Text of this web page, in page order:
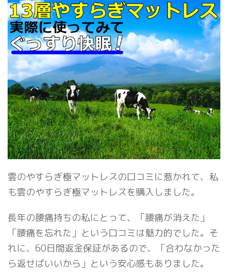
雲のやすらぎ極マットレスの口コミに惹かれて、私
も雲のやすらぎ極マットレスを購入しました。
長年の腰痛持ちの私にとって、「腰痛が消えた」
「腰痛を忘れた」という口コミは魅力的でした。そ
れに、60日間返金保証があるので、「合わなかった
ら返せばいいから」という安心感もありました。